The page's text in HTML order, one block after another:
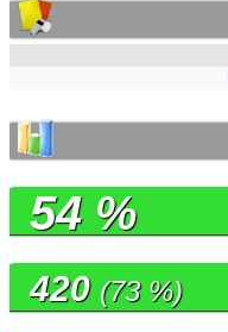
54 %
420 (73 %)